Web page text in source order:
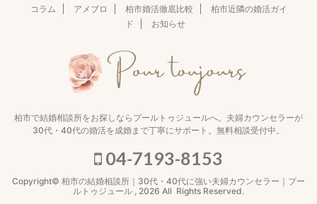
コラム
アメブロ 柏市婚活徹底比較
柏市近隣の婚活ガイ
ド
お知らせ
柏市で結婚相談所をお探しならプールトゥジュールへ。夫婦カウンセラーが
30代・40代の婚活を成婚まで丁寧にサポート。無料相談受付中。
04-7193-8153
Copyright© 柏市の結婚相談所｜30代・40代に強い夫婦カウンセラー｜プー
ルトゥジュール , 2026 All Rights Reserved.